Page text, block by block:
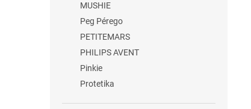
MUSHIE
Peg Pérego
PETITEMARS
PHILIPS AVENT
Pinkie
Protetika